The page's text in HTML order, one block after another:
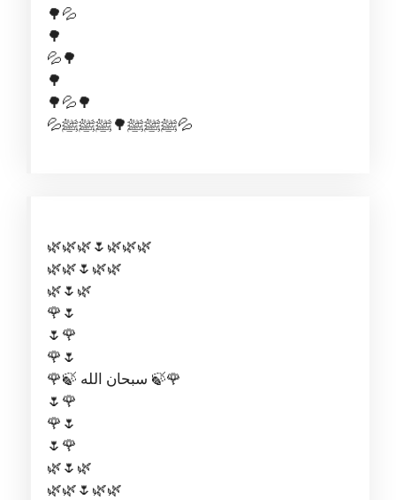
🌳💦
🌳
💦🌳
🌳
🌳💦🌳
💦ﷺﷺﷺ🌳ﷺﷺﷺ💦
🌿🌿🌿🌷🌿🌿🌿
🌿🌿🌷🌿🌿
🌿🌷🌿
🌹🌷
🌷🌹
🌹🌷
🌹🍃 سبحان الله 🍃🌹
🌷🌹
🌹🌷
🌷🌹
🌿🌷🌿
🌿🌿🌷🌿🌿